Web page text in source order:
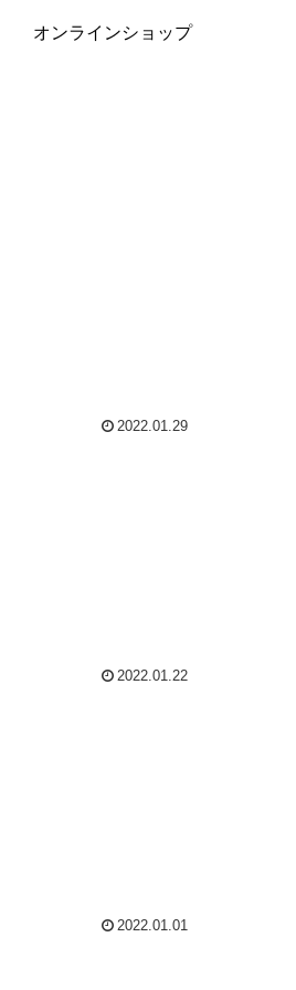
オンラインショップ
2022.01.29
2022.01.22
2022.01.01